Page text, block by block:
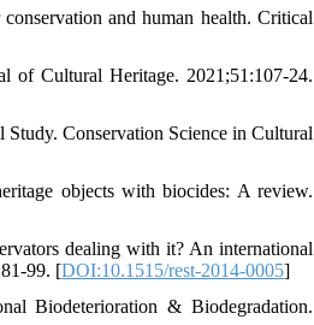
and human health. Critical
of Cultural Heritage. 2021;51:107-24.
Conservation Science in Cultural
objects with biocides: A review.
dealing with it? An international
99. [DOI:10.1515/rest-2014-0005]
Biodeterioration & Biodegradation.